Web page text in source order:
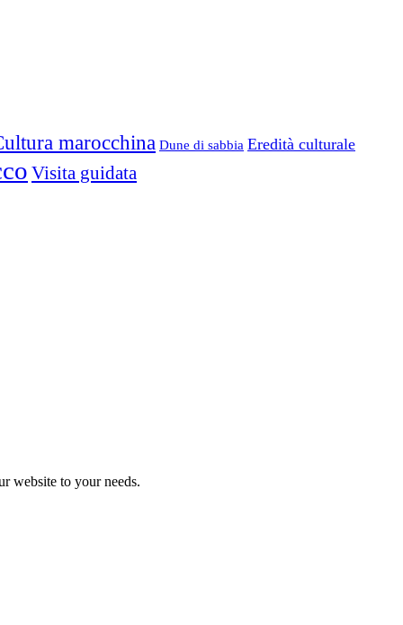
marocchina Dune di sabbia Eredità culturale
Visita guidata
website to your needs.